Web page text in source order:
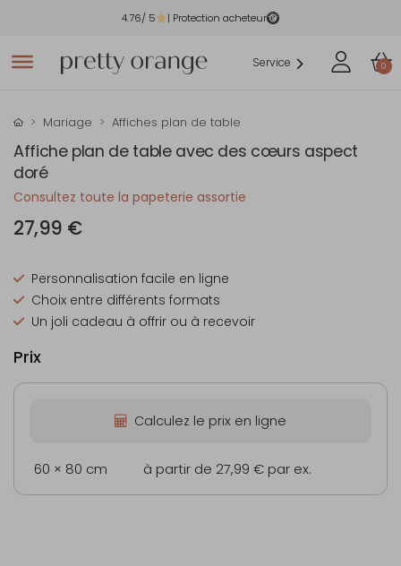
4.76/ 5 | Protection acheteur
Service 0
Mariage Affiches plan de table
Affiche plan de table avec des cœurs aspect
doré
Consultez toute la papeterie assortie
27,99 €
Personnalisation facile en ligne
Choix entre différents formats
Un joli cadeau à offrir ou à recevoir
Prix
Calculez le prix en ligne
60 × 80 cm à partir de 27,99 € par ex.